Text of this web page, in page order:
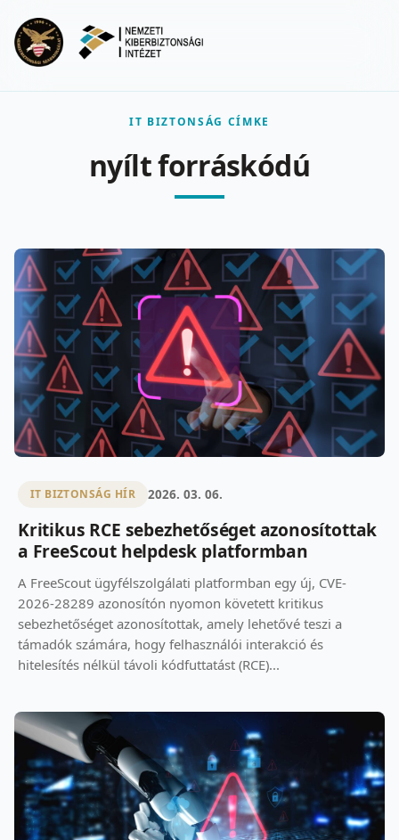
IT BIZTONSÁG CÍMKE
nyílt forráskódú
IT BIZTONSÁG HÍR 2026. 03. 06.
Kritikus RCE sebezhetőséget azonosítottak
a FreeScout helpdesk platformban
A FreeScout ügyfélszolgálati platformban egy új, CVE-
2026-28289 azonosítón nyomon követett kritikus
sebezhetőséget azonosítottak, amely lehetővé teszi a
támadók számára, hogy felhasználói interakció és
hitelesítés nélkül távoli kódfuttatást (RCE)...